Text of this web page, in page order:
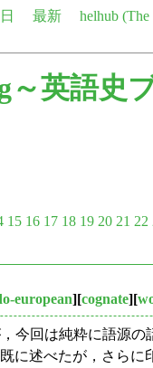
最新
helhub
～英語史
15 16 17 18 19 20 21 22
european][cognate][
今回は純粋に語源の
に述べたが，さらに